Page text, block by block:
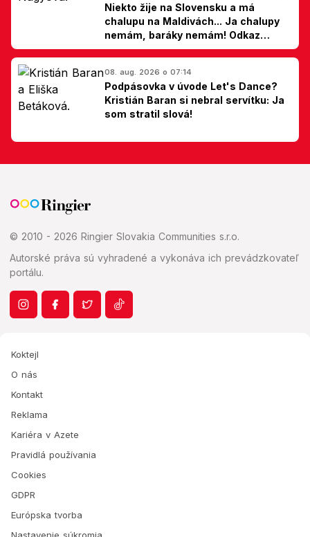
Niekto žije na Slovensku a má
chalupu na Maldivách... Ja chalupy
nemám, baráky nemám! Odkaz
Slovákom
08. aug. 2026 o 07:14
Podpásovka v úvode Let's Dance?
Kristián Baran si nebral servítku: Ja
som stratil slová!
© 2010 - 2026 Ringier Slovakia Communities s.r.o.
Autorské práva sú vyhradené a vykonáva ich prevádzkovateľ
portálu.
Koktejl
O nás
Kontakt
Reklama
Kariéra v Azete
Pravidlá používania
Cookies
GDPR
Európska tvorba
Nastavenie súkromia